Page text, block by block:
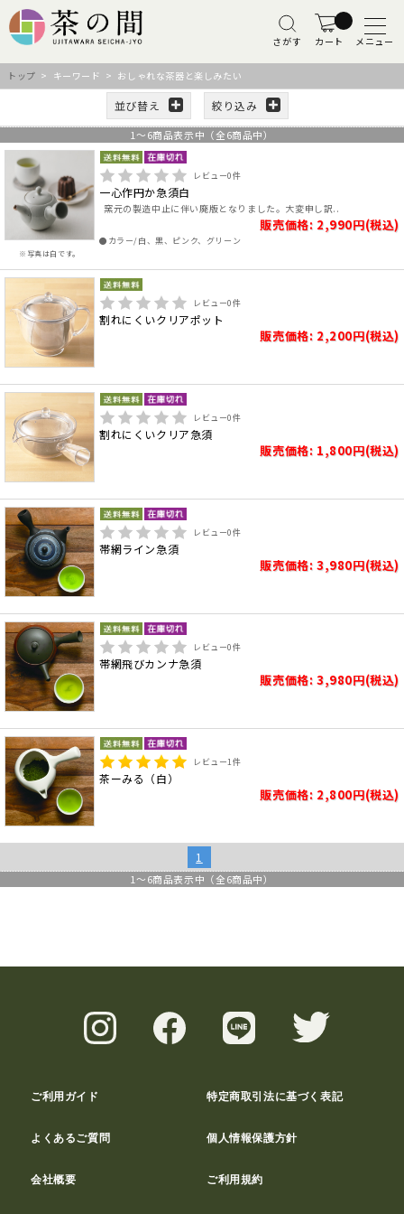
さがす カート メニュー
トップ > キーワード > おしゃれな茶器と楽しみたい
並び替え 絞り込み
1 ～6商品表示中（全6商品中）
※写真は白です。
レビュー0件
一心作円か急須白
窯元の製造中止に伴い廃版となりました。大変申し訳..
販売価格: 2,990円(税込)
●カラー/白、黒、ピンク、グリーン
レビュー0件
割れにくいクリアポット
販売価格: 2,200円(税込)
レビュー0件
割れにくいクリア急須
販売価格: 1,800円(税込)
レビュー0件
帯網ライン急須
販売価格: 3,980円(税込)
レビュー0件
帯網飛びカンナ急須
販売価格: 3,980円(税込)
レビュー1件
茶ーみる（白）
販売価格: 2,800円(税込)
1
1 ～6商品表示中（全6商品中）
ご利用ガイド 特定商取引法に基づく表記
よくあるご質問 個人情報保護方針
会社概要 ご利用規約